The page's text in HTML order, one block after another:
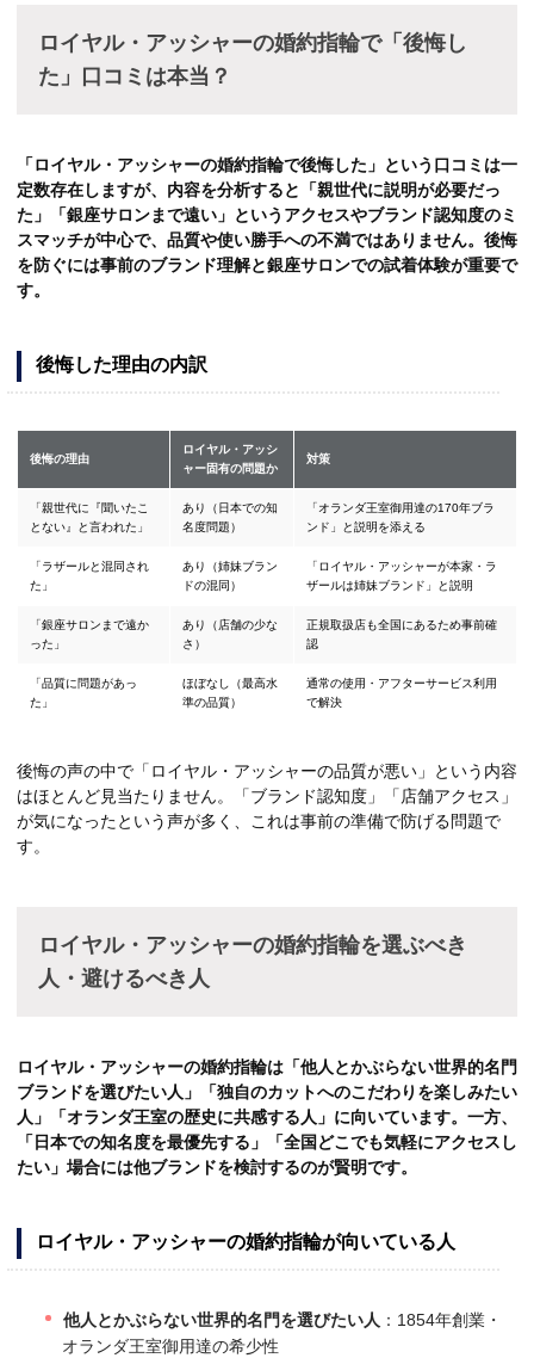
ロイヤル・アッシャーの婚約指輪で「後悔し
た」口コミは本当？
「ロイヤル・アッシャーの婚約指輪で後悔した」という口コミは一
定数存在しますが、内容を分析すると「親世代に説明が必要だっ
た」「銀座サロンまで遠い」というアクセスやブランド認知度のミ
スマッチが中心で、品質や使い勝手への不満ではありません。後悔
を防ぐには事前のブランド理解と銀座サロンでの試着体験が重要で
す。
後悔した理由の内訳
後悔の理由
ロイヤル・アッシ
ャー固有の問題か
対策
「親世代に『聞いたこ
とない』と言われた」
あり（日本での知
名度問題）
「オランダ王室御用達の170年ブラ
ンド」と説明を添える
「ラザールと混同され
た」
あり（姉妹ブラン
ドの混同）
「ロイヤル・アッシャーが本家・ラ
ザールは姉妹ブランド」と説明
「銀座サロンまで遠か
った」
あり（店舗の少な
さ）
正規取扱店も全国にあるため事前確
認
「品質に問題があっ
た」
ほぼなし（最高水
準の品質）
通常の使用・アフターサービス利用
で解決
後悔の声の中で「ロイヤル・アッシャーの品質が悪い」という内容
はほとんど見当たりません。「ブランド認知度」「店舗アクセス」
が気になったという声が多く、これは事前の準備で防げる問題で
す。
ロイヤル・アッシャーの婚約指輪を選ぶべき
人・避けるべき人
ロイヤル・アッシャーの婚約指輪は「他人とかぶらない世界的名門
ブランドを選びたい人」「独自のカットへのこだわりを楽しみたい
人」「オランダ王室の歴史に共感する人」に向いています。一方、
「日本での知名度を最優先する」「全国どこでも気軽にアクセスし
たい」場合には他ブランドを検討するのが賢明です。
ロイヤル・アッシャーの婚約指輪が向いている人
他人とかぶらない世界的名門を選びたい人 ：1854年創業・
オランダ王室御用達の希少性